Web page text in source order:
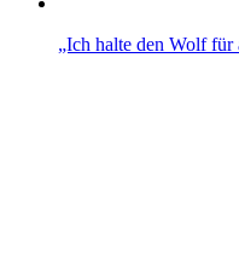
„Ich halte den Wolf für